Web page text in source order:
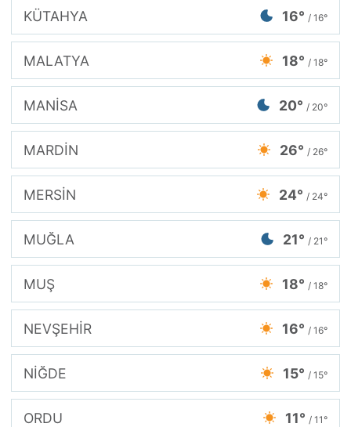
KÜTAHYA 16° / 16°
MALATYA 18° / 18°
MANİSA 20° / 20°
MARDİN 26° / 26°
MERSİN 24° / 24°
MUĞLA 21° / 21°
MUŞ 18° / 18°
NEVŞEHİR 16° / 16°
NİĞDE 15° / 15°
ORDU 11° / 11°